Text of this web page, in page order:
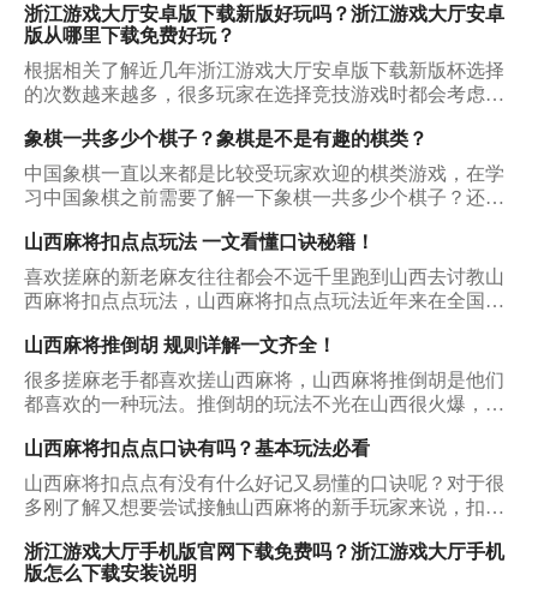
浙江游戏大厅安卓版下载新版好玩吗？浙江游戏大厅安卓
版从哪里下载免费好玩？
根据相关了解近几年浙江游戏大厅安卓版下载新版杯选择
的次数越来越多，很多玩家在选择竞技游戏时都会考虑
够被玩家多次选择的原因是什么？
象棋一共多少个棋子？象棋是不是有趣的棋类？
中国象棋一直以来都是比较受玩家欢迎的棋类游戏，在学
习中国象棋之前需要了解一下象棋一共多少个棋子？还需
得不错的成绩，把中国象棋学习的比较好一些。
山西麻将扣点点玩法 一文看懂口诀秘籍！
喜欢搓麻的新老麻友往往都会不远千里跑到山西去讨教山
西麻将扣点点玩法，山西麻将扣点点玩法近年来在全国的
的伙伴们，几乎都接触过山西麻将的玩法。不过对于很多
新麻友来说，山西麻将扣点点玩法仍然是一个陌生的世
界，今天小编就来为大家揭开这个神秘世界的面纱吧！
山西麻将推倒胡 规则详解一文齐全！
很多搓麻老手都喜欢搓山西麻将，山西麻将推倒胡是他们
都喜欢的一种玩法。推倒胡的玩法不光在山西很火爆，它
有怎样一番天地呢，对于玩熟了普通麻将的朋友来说，初
玩山西麻将需要注意什么？我们该在哪些平台获取它的下
载资源呢？下面小编就为大家一一介绍。
山西麻将扣点点口诀有吗？基本玩法必看
山西麻将扣点点有没有什么好记又易懂的口诀呢？对于很
多刚了解又想要尝试接触山西麻将的新手玩家来说，扣点
还毫无头绪，那也无需焦虑，今天我们一起把山西麻将扣
点点口诀摸个透吧。
浙江游戏大厅手机版官网下载免费吗？浙江游戏大厅手机
版怎么下载安装说明